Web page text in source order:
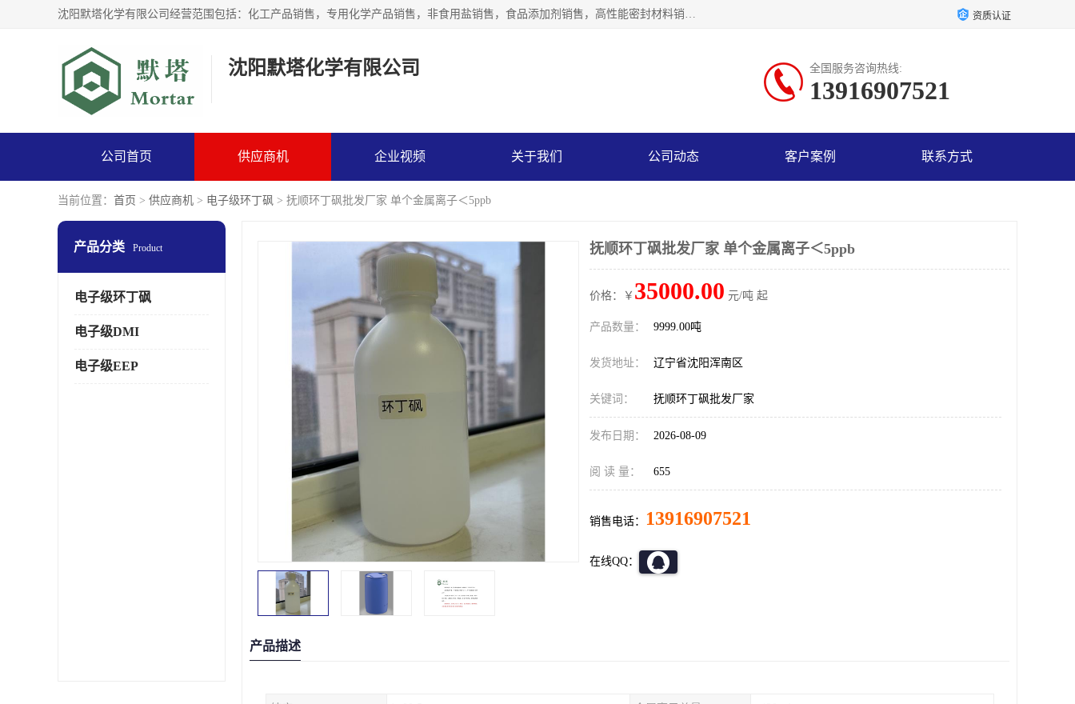
沈阳默塔化学有限公司经营范围包括：化工产品销售，专用化学产品销售，非食用盐销售，食品添加剂销售，高性能密封材料销售，涂料销售，合成材料销售，工程塑料及合成树脂销售等；主要产品有高纯电子级环丁砜，总金属离子可控制在ppb级别、纯度高、颜色浅、耐高温分解时间长，特别适合于半导体制造，硅片晶圆制造，清洗湿电子化学品，锂电池电解液，电子油墨，特种材料等高端行业；也适用于医药合成。 资质认证
沈阳默塔化学有限公司 全国服务咨询热线:
13916907521
公司首页 供应商机 企业视频 关于我们 公司动态 客户案例 联系方式
当前位置： 首页 > 供应商机 > 电子级环丁砜 > 抚顺环丁砜批发厂家 单个金属离子＜5ppb
产品分类 Product
电子级环丁砜
电子级DMI
电子级EEP
抚顺环丁砜批发厂家 单个金属离子＜5ppb
价格：￥ 35000.00 元/吨 起
产品数量： 9999.00吨
发货地址： 辽宁省沈阳浑南区
关键词： 抚顺环丁砜批发厂家
发布日期： 2026-08-09
阅 读 量： 655
销售电话： 13916907521
在线QQ：
产品描述